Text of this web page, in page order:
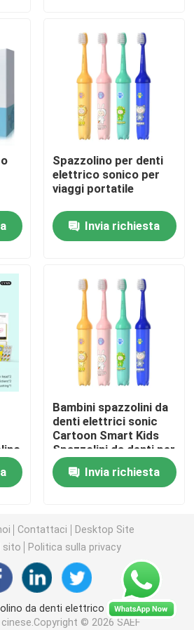
elettrico impermeabile
elettrico ricaricabile
elettrico adulto
elettrico dei bambini
elettrico astuto
Spazzolino per denti
elettrico sonico per
viaggi portatile
Invia richiesta
Bambini spazzolini da
denti elettrici sonic
Cartoon Smart Kids
Spazzolini da denti per
bambini da 3 a 15 anni
Invia richiesta
Contattaci
Desktop Site
sito
Politica sulla privacy
da denti elettrico di cura
cinese.Copyright © 2026 SAEF